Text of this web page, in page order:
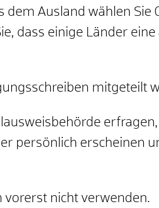
dem Ausland wählen Sie
dass einige Länder eine
mitgeteilt
persönlich erscheinen
vorerst nicht verwenden.